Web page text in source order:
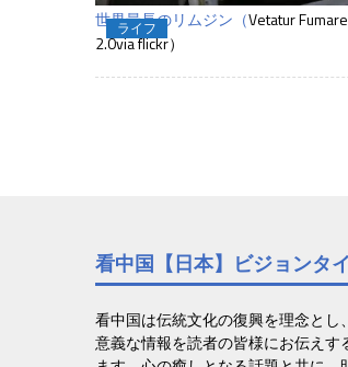
世界最長のリムジン （Vetatur Fumare
2.0via flickr）
ライフ
看中国【日本】ビジョンタ
看中国は伝統文化の復興を理念とし
意義な情報を読者の皆様にお伝えす